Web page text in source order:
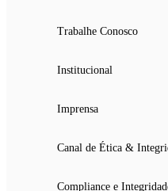
Trabalhe Conosco
Institucional
Imprensa
Canal de Ética &
Compliance e